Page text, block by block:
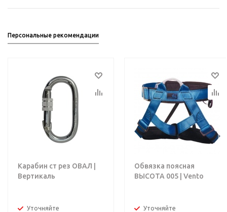
Персональные рекомендации
Карабин ст рез ОВАЛ |
Вертикаль
Уточняйте
Обвязка поясная
ВЫСОТА 005 | Vento
Уточняйте